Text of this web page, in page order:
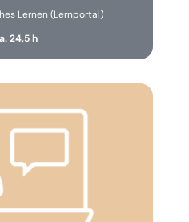
Lernen (Lernportal)
24,5 h